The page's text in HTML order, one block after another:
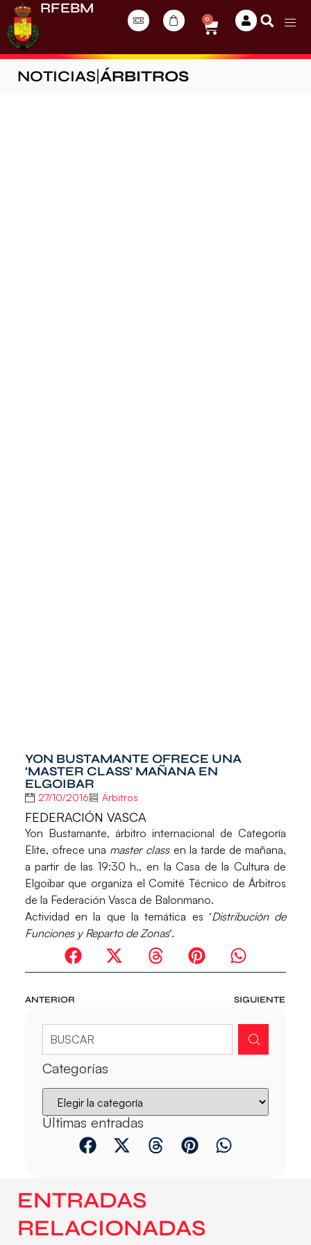
RFEBM
0
NOTICIAS ÁRBITROS
YON BUSTAMANTE OFRECE UNA
‘MASTER CLASS’ MAÑANA EN
ELGOIBAR
27/10/2016 Árbitros
FEDERACIÓN VASCA
Yon Bustamante, árbitro internacional de Categoría
Elite, ofrece una master classen la tarde de mañana,
a partir de las 19:30 h., en la Casa de la Cultura de
Elgoibarque organiza el Comité Técnico de Árbitros
de la Federación Vasca de Balonmano.
Actividad en la que la temática es ‘Distribución de
Funciones y Reparto de Zonas‘.
ANTERIOR SIGUIENTE
Categorías
Últimas entradas
ENTRADAS
RELACIONADAS